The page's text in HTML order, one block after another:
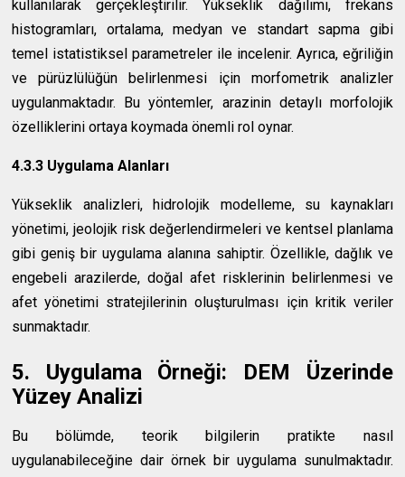
kullanılarak gerçekleştirilir. Yükseklik dağılımı, frekans
histogramları, ortalama, medyan ve standart sapma gibi
temel istatistiksel parametreler ile incelenir. Ayrıca, eğriliğin
ve pürüzlülüğün belirlenmesi için morfometrik analizler
uygulanmaktadır. Bu yöntemler, arazinin detaylı morfolojik
özelliklerini ortaya koymada önemli rol oynar.
4.3.3 Uygulama Alanları
Yükseklik analizleri, hidrolojik modelleme, su kaynakları
yönetimi, jeolojik risk değerlendirmeleri ve kentsel planlama
gibi geniş bir uygulama alanına sahiptir. Özellikle, dağlık ve
engebeli arazilerde, doğal afet risklerinin belirlenmesi ve
afet yönetimi stratejilerinin oluşturulması için kritik veriler
sunmaktadır.
5. Uygulama Örneği: DEM Üzerinde
Yüzey Analizi
Bu bölümde, teorik bilgilerin pratikte nasıl
uygulanabileceğine dair örnek bir uygulama sunulmaktadır.